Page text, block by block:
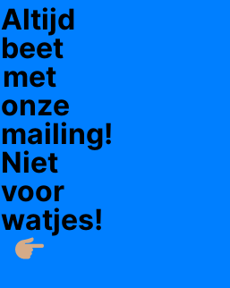
Altijd
beet
met
onze
mailing!
Niet
voor
watjes!